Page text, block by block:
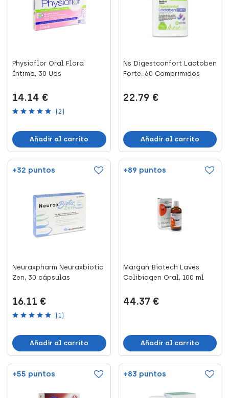
Physioflor Oral Flora
Íntima, 30 Uds
14.14 €
(2)
Añadir al carrito
Ns Digestconfort Lactoben
Forte, 60 Comprimidos
22.79 €
Añadir al carrito
+32 puntos
Neuraxpharm Neuraxbiotic
Zen, 30 cápsulas
16.11 €
(1)
Añadir al carrito
+89 puntos
Margan Biotech Laves
Colibiogen Oral, 100 ml
44.37 €
Añadir al carrito
+55 puntos +83 puntos